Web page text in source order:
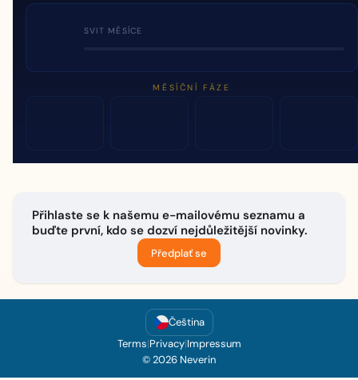
SVIT MĚSÍCE
MĚSÍČNÍ FÁZE
Přihlaste se k našemu e-mailovému seznamu a
buďte první, kdo se dozví nejdůležitější novinky.
Předplať se
Čeština
Terms|Privacy|Impressum
© 2026 Neverin